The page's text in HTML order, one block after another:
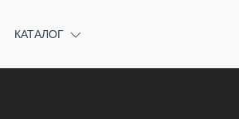
КАТАЛОГ